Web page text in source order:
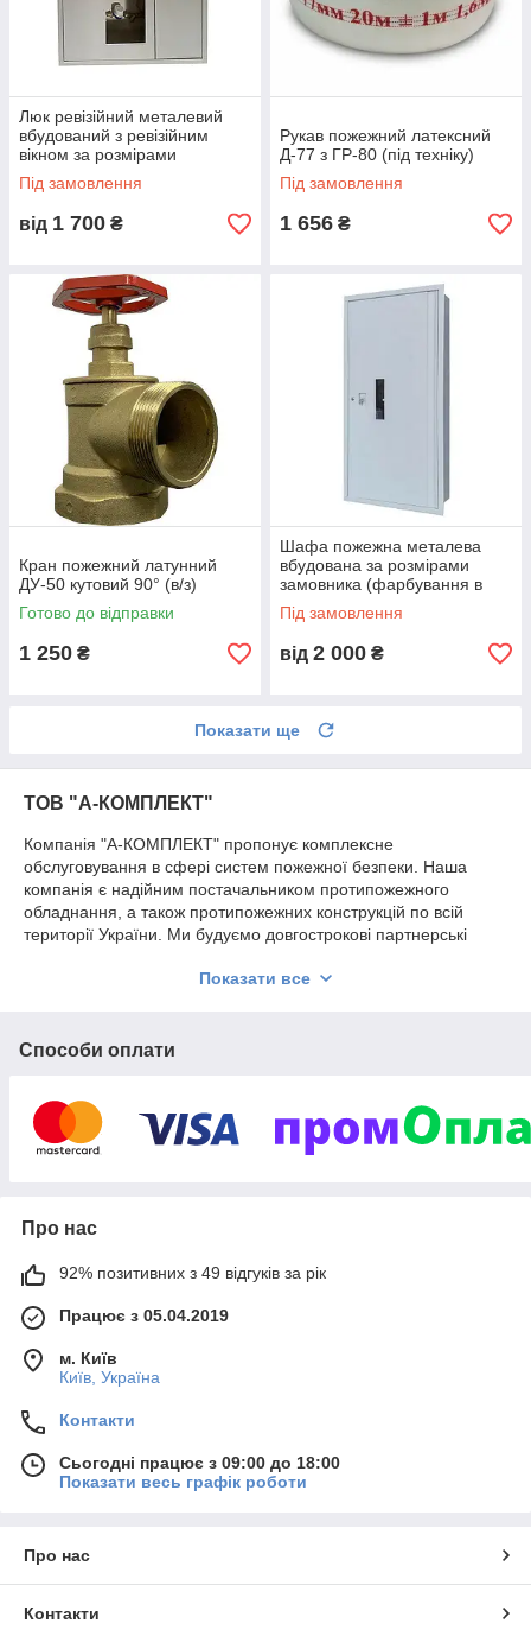
Люк ревізійний металевий
вбудований з ревізійним
вікном за розмірами
замовника
Під замовлення
від 1 700 ₴
Рукав пожежний латексний
Д-77 з ГР-80 (під техніку)
Під замовлення
1 656 ₴
Кран пожежний латунний
ДУ-50 кутовий 90° (в/з)
Готово до відправки
1 250 ₴
Шафа пожежна металева
вбудована за розмірами
замовника (фарбування в
будь-який колір)
Під замовлення
від 2 000 ₴
Показати ще
ТОВ "А-КОМПЛЕКТ"
Компанія "А-КОМПЛЕКТ" пропонує комплексне
обслуговування в сфері систем пожежної безпеки. Наша
компанія є надійним постачальником протипожежного
обладнання, а також протипожежних конструкцій по всій
території України. Ми будуємо довгострокові партнерські
дилером багатьох заводів виробників пожежного обладнання,
яка підлягає обов'язковій сертифікації, має сертифікати
співробітництва, а також завжди готові проконсультувати Вас,
щодо всіх питань пов'язаних з протипожежною безпекою:
житлових будинків, комерційної нерухомості, а також
налагоджувальні роботи систем: пожежної сигналізації,
людей, водяного, газового, порошкового пожежогасіння,
Показати все
Способи оплати
Про нас
92% позитивних з 49 відгуків за рік
Працює з 05.04.2019
м. Київ
Київ, Україна
Контакти
Сьогодні працює з 09:00 до 18:00
Показати весь графік роботи
Про нас
Контакти